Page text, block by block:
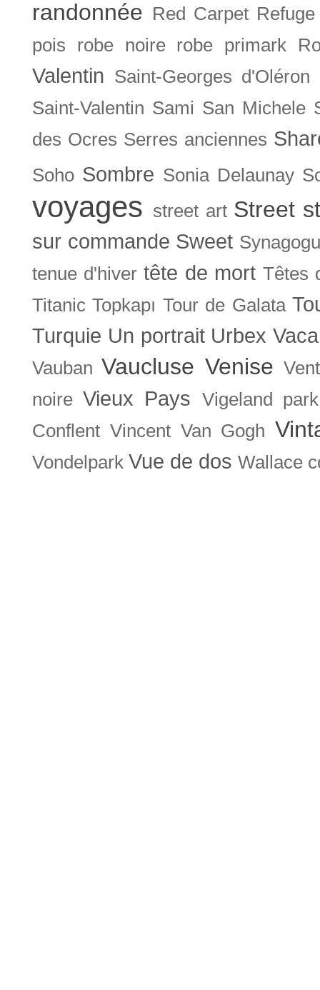
randonnée Red Carpet Refuge
pois
robe noire robe primark
Valentin Saint-Georges d'Oléron
Saint-Valentin Sami San Michele
des Ocres Serres anciennes
Soho Sombre Sonia Delaunay
voyages street art Street
sur commande Sweet
tenue d'hiver tête de mort Têtes
Titanic Topkapı Tour de Galata
Turquie Un portrait Urbex
Vauban Vaucluse Venise
noire Vieux Pays
Vigeland park
Conflent Vincent Van Gogh
Vondelpark Vue de dos Wallace